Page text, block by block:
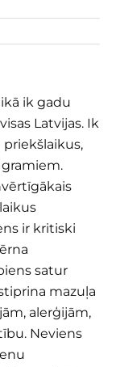
ik gadu
Latvijas. Ik
gramiem.
ir kritiski
satur
mazuļa
alerģijām,
Neviens